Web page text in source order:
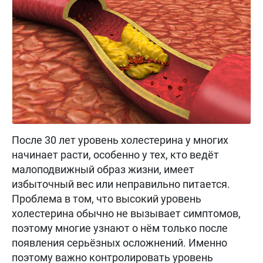
После 30 лет уровень холестерина у многих
начинает расти, особенно у тех, кто ведёт
малоподвижный образ жизни, имеет
избыточный вес или неправильно питается.
Проблема в том, что высокий уровень
холестерина обычно не вызывает симптомов,
поэтому многие узнают о нём только после
появления серьёзных осложнений. Именно
поэтому важно контролировать уровень